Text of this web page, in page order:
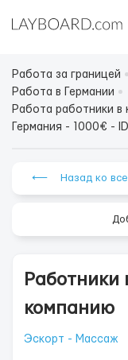
Работа за границей
Работа в Германии
Работа работники в
Германия - 1000€ -
⟵ Назад ко
Работники
компанию
Эскорт - Массаж